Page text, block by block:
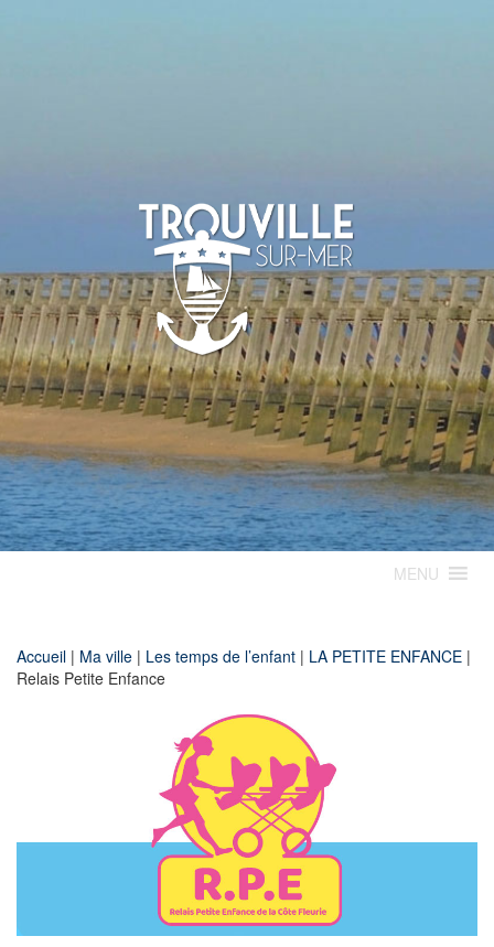
TROUVILLE-
SUR-MER
MENU
Accueil | Ma ville | Les temps de l’enfant | LA PETITE ENFANCE |
Relais Petite Enfance